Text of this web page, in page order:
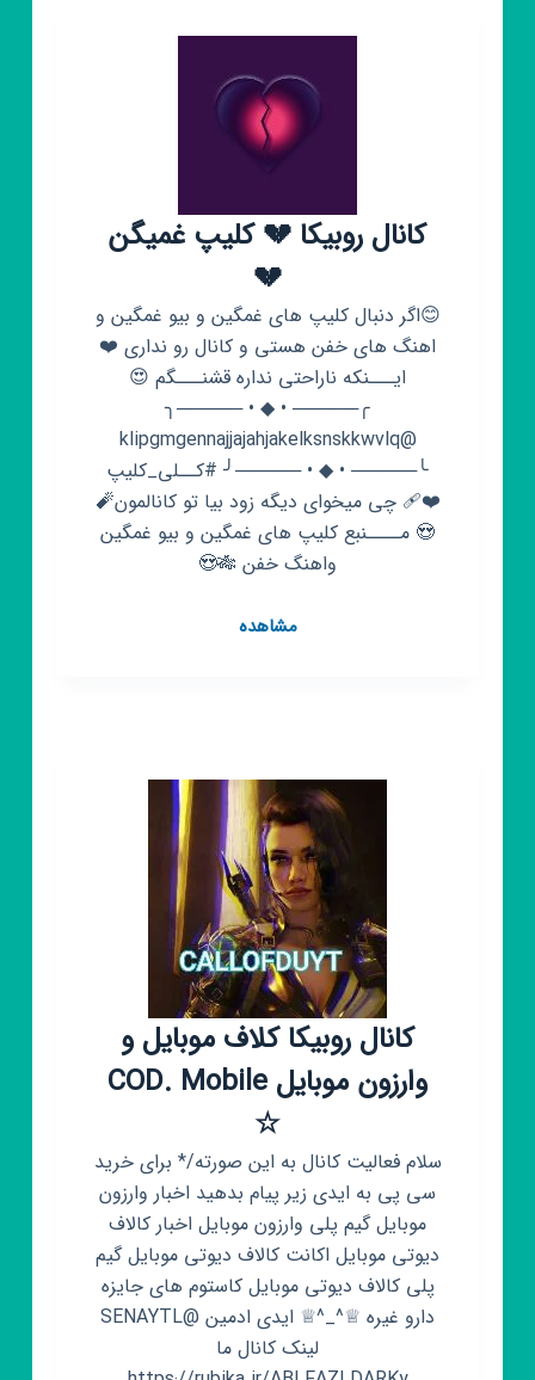
کانال روبیکا 💔 کلیپ غمیگن
💔
😊اگر دنبال کلیپ های غمگین و بیو غمگین و
اهنگ های خفن هستی و کانال رو نداری ❤️
ایـــنکه ناراحتی نداره قشنـــگم 😍
╭───── • ◆ • ─────╮
@klipgmgennajjajahjakelksnskkwvlq
╰───── • ◆ • ─────╯ #کــلی_کلیپ
❤️‍🩹 چی میخوای دیگه زود بیا تو کانالمون🧨
😍 مــــنبع کلیپ های غمگین و بیو غمگین
واهنگ خفن 🎋😍
مشاهدهکانال
کانال روبیکا کلاف موبایل و
وارزون موبایل COD. Mobile
☆
سلام فعالیت کانال به این صورته/* برای خرید
سی پی به ایدی زیر پیام بدهید اخبار وارزون
موبایل گیم پلی وارزون موبایل اخبار کالاف
دیوتی موبایل اکانت کالاف دیوتی موبایل گیم
پلی کالاف دیوتی موبایل کاستوم های جایزه
دارو غیره ♕^_^♕ ایدی ادمین @SENAYTL
لینک کانال ما